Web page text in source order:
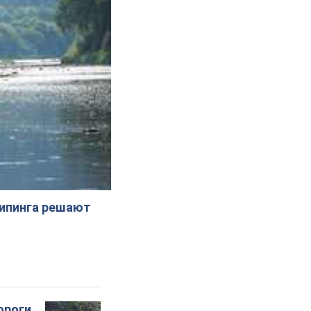
решают